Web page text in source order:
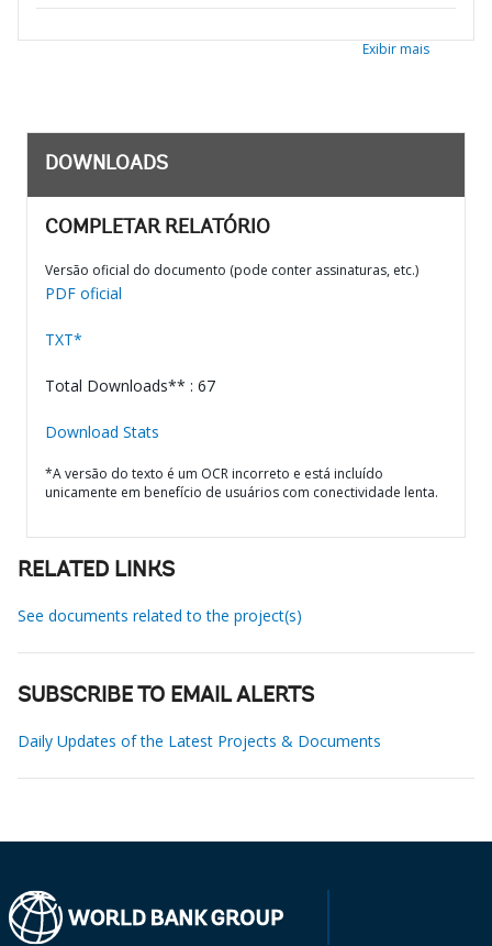
Exibir mais
DOWNLOADS
COMPLETAR RELATÓRIO
Versão oficial do documento (pode conter assinaturas, etc.)
PDF oficial
TXT*
Total Downloads** : 67
Download Stats
*A versão do texto é um OCR incorreto e está incluído
unicamente em benefício de usuários com conectividade lenta.
RELATED LINKS
See documents related to the project(s)
SUBSCRIBE TO EMAIL ALERTS
Daily Updates of the Latest Projects & Documents